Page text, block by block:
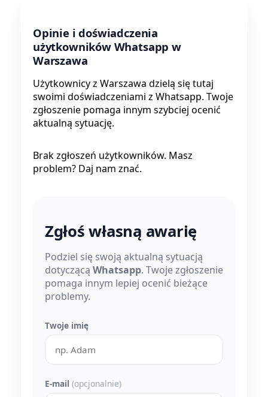
Opinie i doświadczenia
użytkowników Whatsapp w
Warszawa
Użytkownicy z Warszawa dzielą się tutaj
swoimi doświadczeniami z Whatsapp. Twoje
zgłoszenie pomaga innym szybciej ocenić
aktualną sytuację.
Brak zgłoszeń użytkowników. Masz
problem? Daj nam znać.
Zgłoś własną awarię
Podziel się swoją aktualną sytuacją
dotyczącą Whatsapp. Twoje zgłoszenie
pomaga innym lepiej ocenić bieżące
problemy.
Twoje imię
E-mail (opcjonalnie)